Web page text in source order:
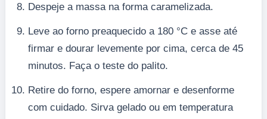
Despeje a massa na forma caramelizada.
Leve ao forno preaquecido a 180 °C e asse até
firmar e dourar levemente por cima, cerca de 45
minutos. Faça o teste do palito.
Retire do forno, espere amornar e desenforme
com cuidado. Sirva gelado ou em temperatura